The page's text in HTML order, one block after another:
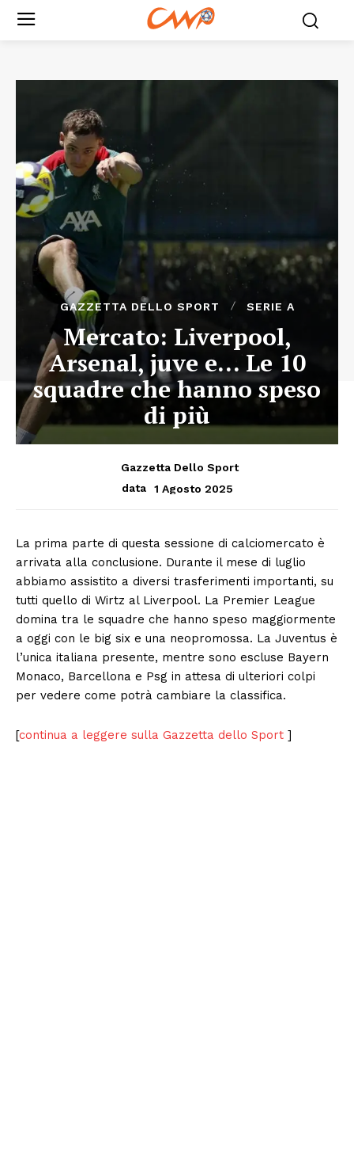
GAZZETTA DELLO SPORT SERIE A
Mercato: Liverpool,
Arsenal, juve e… Le 10
squadre che hanno speso
di più
Gazzetta Dello Sport
data
1 Agosto 2025
La prima parte di questa sessione di calciomercato è
arrivata alla conclusione. Durante il mese di luglio
abbiamo assistito a diversi trasferimenti importanti, su
tutti quello di Wirtz al Liverpool. La Premier League
domina tra le squadre che hanno speso maggiormente
a oggi con le big six e una neopromossa. La Juventus è
l’unica italiana presente, mentre sono escluse Bayern
Monaco, Barcellona e Psg in attesa di ulteriori colpi
per vedere come potrà cambiare la classifica.
[continua a leggere sulla Gazzetta dello Sport ]